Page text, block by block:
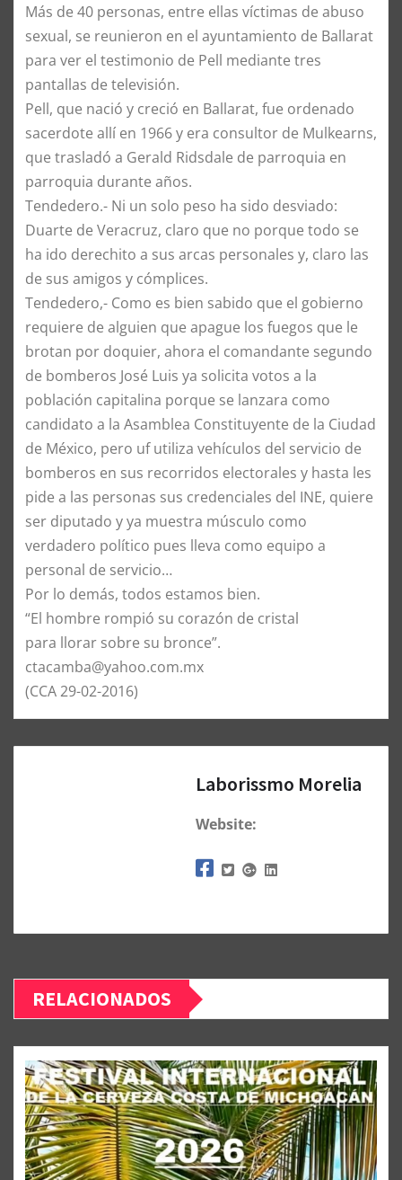
Más de 40 personas, entre ellas víctimas de abuso
sexual, se reunieron en el ayuntamiento de Ballarat
para ver el testimonio de Pell mediante tres
pantallas de televisión.
Pell, que nació y creció en Ballarat, fue ordenado
sacerdote allí en 1966 y era consultor de Mulkearns,
que trasladó a Gerald Ridsdale de parroquia en
parroquia durante años.
Tendedero.- Ni un solo peso ha sido desviado:
Duarte de Veracruz, claro que no porque todo se
ha ido derechito a sus arcas personales y, claro las
de sus amigos y cómplices.
Tendedero,- Como es bien sabido que el gobierno
requiere de alguien que apague los fuegos que le
brotan por doquier, ahora el comandante segundo
de bomberos José Luis ya solicita votos a la
población capitalina porque se lanzara como
candidato a la Asamblea Constituyente de la Ciudad
de México, pero uf utiliza vehículos del servicio de
bomberos en sus recorridos electorales y hasta les
pide a las personas sus credenciales del INE, quiere
ser diputado y ya muestra músculo como
verdadero político pues lleva como equipo a
personal de servicio…
Por lo demás, todos estamos bien.
“El hombre rompió su corazón de cristal
para llorar sobre su bronce”.
ctacamba@yahoo.com.mx
(CCA 29-02-2016)
Laborissmo Morelia
Website:
RELACIONADOS